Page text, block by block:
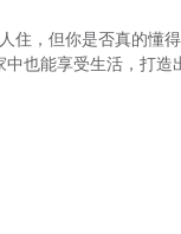
住，但你是否真的懂
也能享受生活，打造